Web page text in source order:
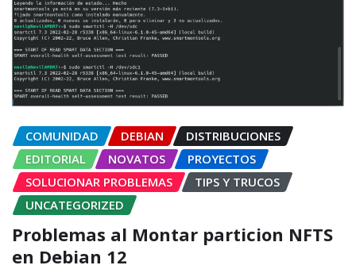
COMUNIDAD DEBIAN
DISTRIBUCIONES
EDITORIAL
NOVATOS
PROYECTOS
SOLUCIONAR PROBLEMAS
TIPS Y TRUCOS
UNCATEGORIZED
Problemas al Montar particion NFTS
en Debian 12